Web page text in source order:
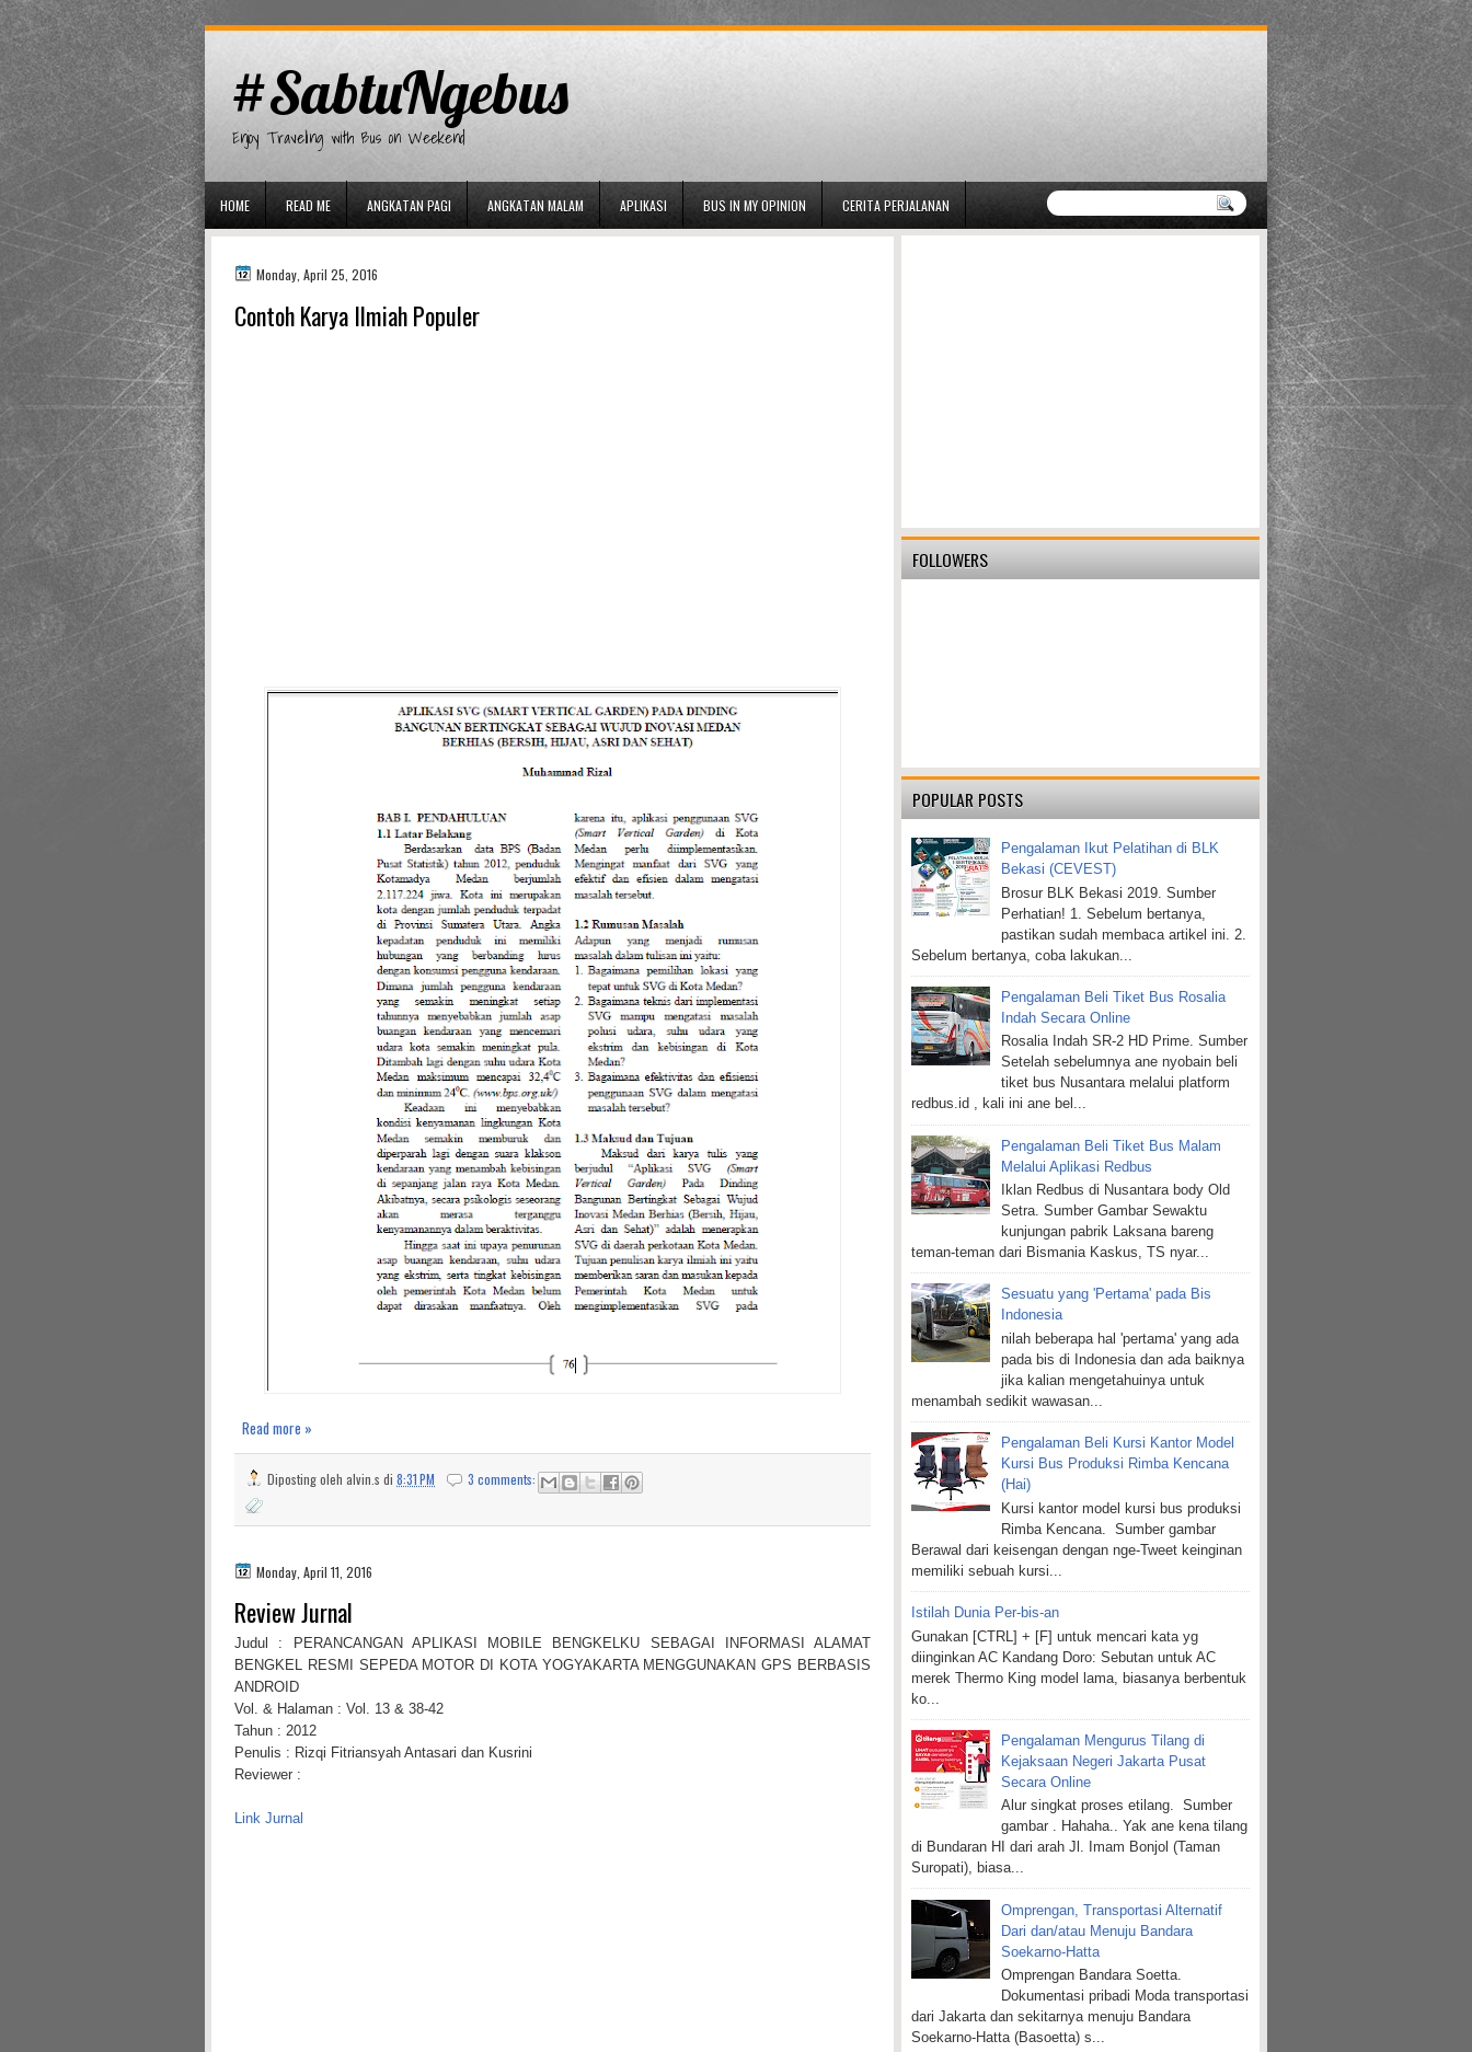
#SabtuNgebus
Enjoy Traveling with Bus on Weekend
HOME READ ME ANGKATAN PAGI ANGKATAN MALAM APLIKASI BUS IN MY OPINION CERITA PERJALANAN
Monday, April 25, 2016
Contoh Karya Ilmiah Populer
Read more »
Diposting oleh alvin.s di 8:31 PM 3 comments:
Monday, April 11, 2016
Review Jurnal
Judul : PERANCANGAN APLIKASI MOBILE BENGKELKU SEBAGAI INFORMASI ALAMAT
BENGKEL RESMI SEPEDA MOTOR DI KOTA YOGYAKARTA MENGGUNAKAN GPS BERBASIS
ANDROID
Vol. & Halaman : Vol. 13 & 38-42
Tahun : 2012
Penulis : Rizqi Fitriansyah Antasari dan Kusrini
Reviewer :
Link Jurnal
FOLLOWERS
POPULAR POSTS
Pengalaman Ikut Pelatihan di BLK
Bekasi (CEVEST)
Brosur BLK Bekasi 2019. Sumber
Perhatian! 1. Sebelum bertanya,
pastikan sudah membaca artikel ini. 2.
Sebelum bertanya, coba lakukan...
Pengalaman Beli Tiket Bus Rosalia
Indah Secara Online
Rosalia Indah SR-2 HD Prime. Sumber
Setelah sebelumnya ane nyobain beli
tiket bus Nusantara melalui platform
redbus.id , kali ini ane bel...
Pengalaman Beli Tiket Bus Malam
Melalui Aplikasi Redbus
Iklan Redbus di Nusantara body Old
Setra. Sumber Gambar Sewaktu
kunjungan pabrik Laksana bareng
teman-teman dari Bismania Kaskus, TS nyar...
Sesuatu yang 'Pertama' pada Bis
Indonesia
nilah beberapa hal 'pertama' yang ada
pada bis di Indonesia dan ada baiknya
jika kalian mengetahuinya untuk
menambah sedikit wawasan...
Pengalaman Beli Kursi Kantor Model
Kursi Bus Produksi Rimba Kencana
(Hai)
Kursi kantor model kursi bus produksi
Rimba Kencana. Sumber gambar
Berawal dari keisengan dengan nge-Tweet keinginan
memiliki sebuah kursi...
Istilah Dunia Per-bis-an
Gunakan [CTRL] + [F] untuk mencari kata yg
diinginkan AC Kandang Doro: Sebutan untuk AC
merek Thermo King model lama, biasanya berbentuk
ko...
Pengalaman Mengurus Tilang di
Kejaksaan Negeri Jakarta Pusat
Secara Online
Alur singkat proses etilang. Sumber
gambar . Hahaha.. Yak ane kena tilang
di Bundaran HI dari arah Jl. Imam Bonjol (Taman
Suropati), biasa...
Omprengan, Transportasi Alternatif
Dari dan/atau Menuju Bandara
Soekarno-Hatta
Omprengan Bandara Soetta.
Dokumentasi pribadi Moda transportasi
dari Jakarta dan sekitarnya menuju Bandara
Soekarno-Hatta (Basoetta) s...